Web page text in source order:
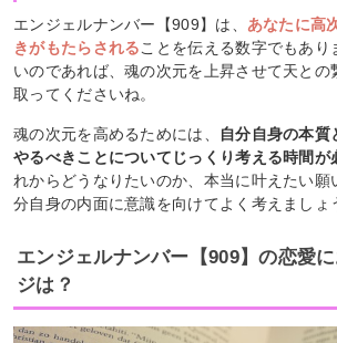
エンジェルナンバー【909】は、 あなたに高
きがもたらされることを伝える数字でもあり
いのであれば、魂の次元を上昇させて天との
取ってくださいね。
魂の次元を高めるためには、
自分自身の本質
やるべきことについてじっくり考える時間が
れからどうなりたいのか、本当に叶えたい願
分自身の内面に意識を向けてよく考えましょ
エンジェルナンバー【909】の恋愛
ジは？